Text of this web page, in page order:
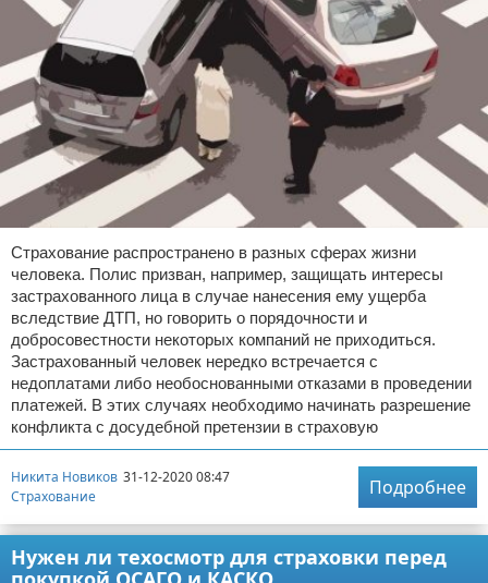
Страхование распространено в разных сферах жизни
человека. Полис призван, например, защищать интересы
застрахованного лица в случае нанесения ему ущерба
вследствие ДТП, но говорить о порядочности и
добросовестности некоторых компаний не приходиться.
Застрахованный человек нередко встречается с
недоплатами либо необоснованными отказами в проведении
платежей. В этих случаях необходимо начинать разрешение
конфликта с досудебной претензии в страховую
Никита Новиков 31-12-2020 08:47
Страхование
Подробнее
Нужен ли техосмотр для страховки перед